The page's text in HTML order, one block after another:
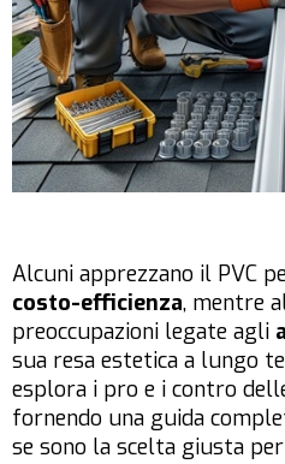
Alcuni apprezzano il PVC
costo-efficienza, mentre
preoccupazioni legate agli
sua resa estetica a lungo
esplora i pro e i contro
fornendo una guida
se sono la scelta giusta